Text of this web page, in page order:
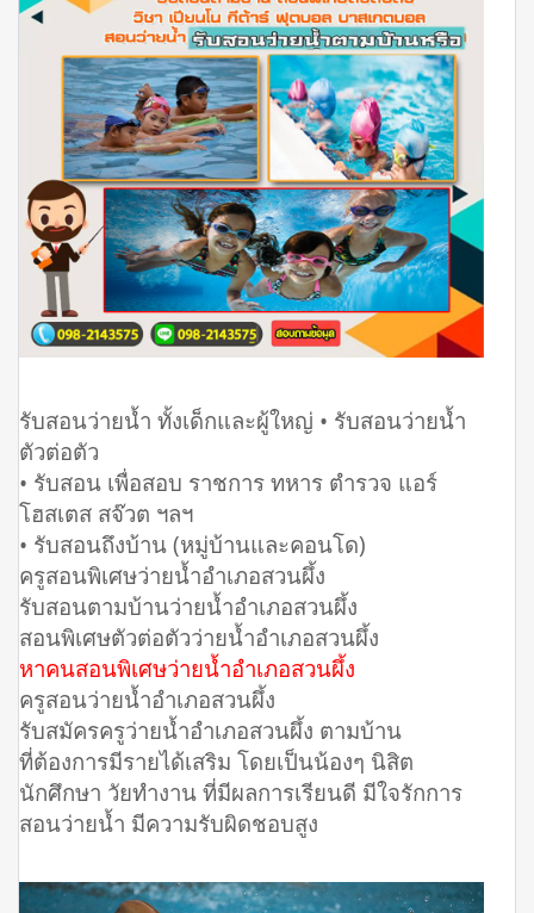
รับสอนว่ายน้ำ ทั้งเด็กและผู้ใหญ่ • รับสอนว่ายน้ำ
ตัวต่อตัว
• รับสอน เพื่อสอบ ราชการ ทหาร ตำรวจ แอร์
โฮสเตส สจ๊วต ฯลฯ
• รับสอนถึงบ้าน (หมู่บ้านและคอนโด)
ครูสอนพิเศษว่ายน้ำอำเภอสวนผึ้ง
รับสอนตามบ้านว่ายน้ำอำเภอสวนผึ้ง
สอนพิเศษตัวต่อตัวว่ายน้ำอำเภอสวนผึ้ง
หาคนสอนพิเศษว่ายน้ำอำเภอสวนผึ้ง
ครูสอนว่ายน้ำอำเภอสวนผึ้ง
รับสมัครครูว่ายน้ำอำเภอสวนผึ้ง ตามบ้าน
ที่ต้องการมีรายได้เสริม โดยเป็นน้องๆ นิสิต
นักศึกษา วัยทำงาน ที่มีผลการเรียนดี มีใจรักการ
สอนว่ายน้ำ มีความรับผิดชอบสูง